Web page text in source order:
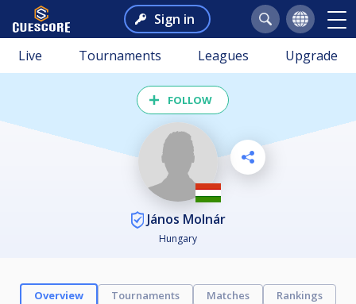
Sign in
Live Tournaments Leagues Upgrade
FOLLOW
János Molnár
Hungary
Overview Tournaments Matches
Rankings